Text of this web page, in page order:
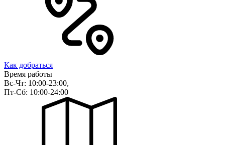
Как добраться
Время работы
Вс-Чт: 10:00-23:00,
Пт-Сб: 10:00-24:00